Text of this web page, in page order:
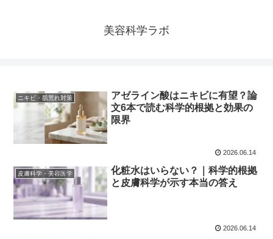
美容科学ラボ
ニキビ・肌荒れ対策
アゼライン酸はニキビに有望？論
文6本で読む科学的根拠と効果の
限界
2026.06.14
皮膚科学・美容医学
化粧水はいらない？｜科学的根拠
と皮膚科学が示す本当の答え
2026.06.14